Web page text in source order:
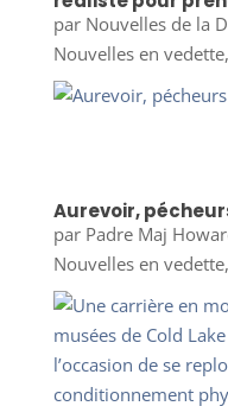
par Nouvelles de la
Nouvelles en vedette,
Aurevoir,
par Padre Maj
Nouvelles en vedette,